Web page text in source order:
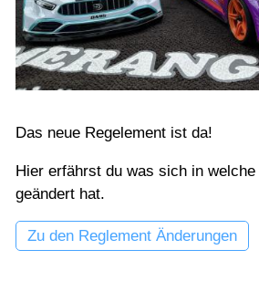
Das neue Regelement ist da!
Hier erfährst du was sich in
geändert hat.
Zu den Reglement Änderungen